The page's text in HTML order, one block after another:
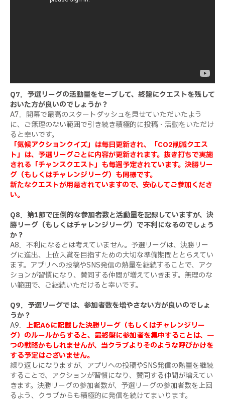
Q7．予選リーグの活動量をセーブして、終盤にクエストを残して
おいた方が良いのでしょうか？
A7．開幕で最高のスタートダッシュを見せていただいたよう
に、ご無理のない範囲で引き続き積極的に投稿・活動をいただけ
ると幸いです。
「気候アクションクイズ」は毎日更新され、「CO2削減クエス
ト」は、予選リーグごとに内容が更新されます。抜き打ちで実施
される「チャンスクエスト」も毎週予定されています。決勝リー
グ（もしくはチャレンジリーグ）も同様です。
新たなクエストが用意されていますので、安心してご参加くださ
い。
Q8．第1節で圧倒的な参加者数と活動量を記録していますが、決
勝リーグ（もしくはチャレンジリーグ）で不利になるのでしょう
か？
A8．不利になるとは考えていません。予選リーグは、決勝リー
グに進出、上位入賞を目指すための大切な準備期間ととらえてい
ます。アプリへの投稿やSNS発信の熱量を継続することで、アク
ションが習慣になり、賛同する仲間が増えていきます。無理のな
い範囲で、ご継続いただけると幸いです。
Q9．予選リーグでは、参加者数を増やさない方が良いのでしょ
うか？
A9． 上記A6に記載した決勝リーグ（もしくはチャレンジリー
グ）のルールからすると、最終盤に参加者を集中することは、一
つの戦略かもしれませんが、当クラブよりそのような呼びかけを
する予定はございません。
繰り返しになりますが、アプリへの投稿やSNS発信の熱量を継続
することで、アクションが習慣になり、賛同する仲間が増えてい
きます。決勝リーグの参加者数が、予選リーグの参加者数を上回
るよう、クラブからも積極的に発信を続けてまいります。